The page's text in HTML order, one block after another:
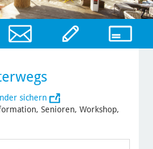
sichern
Senioren, Workshop,